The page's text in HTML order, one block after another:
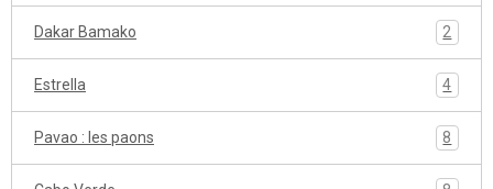
Dakar Bamako 2
Estrella 4
Pavao : les paons 8